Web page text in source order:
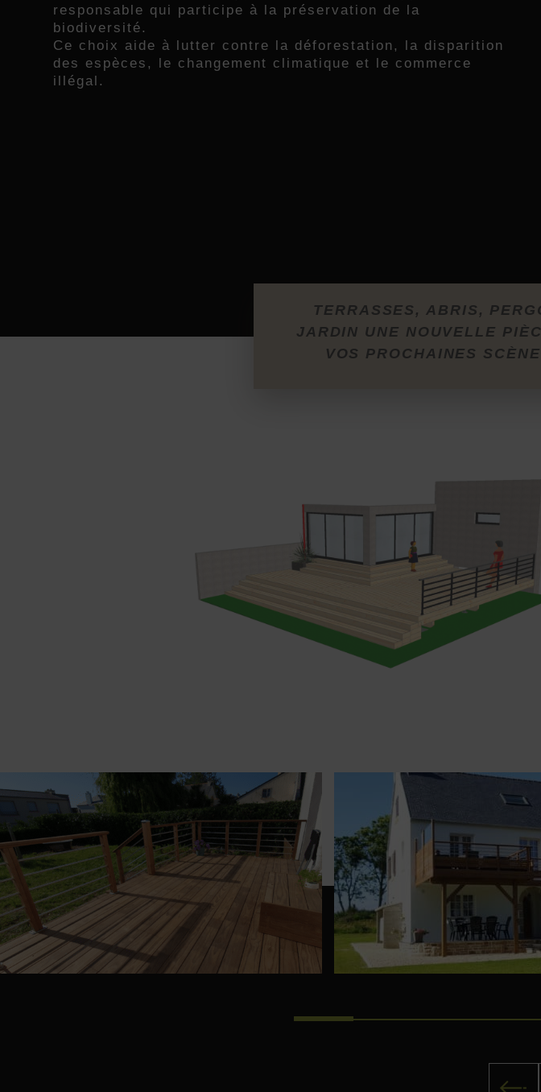
responsable qui participe à la préservation de la
biodiversité.
Ce choix aide à lutter contre la déforestation, la disparition
des espèces, le changement climatique et le commerce
illégal.
TERRASSES, ABRIS,
JARDIN UNE NOUVELLE
VOS PROCHAINES